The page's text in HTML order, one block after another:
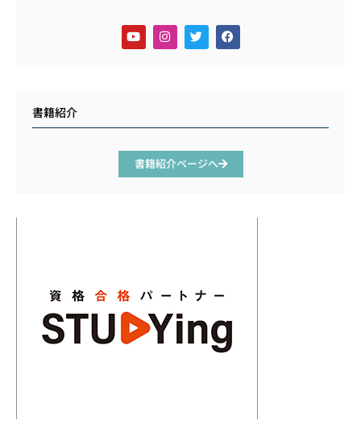
書籍紹介
書籍紹介ページへ